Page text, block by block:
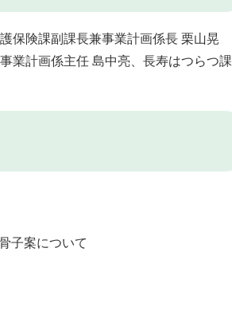
保険課副課長兼事業計画係長 栗山晃
業計画係主任 島中亮、長寿はつらつ課
子案について